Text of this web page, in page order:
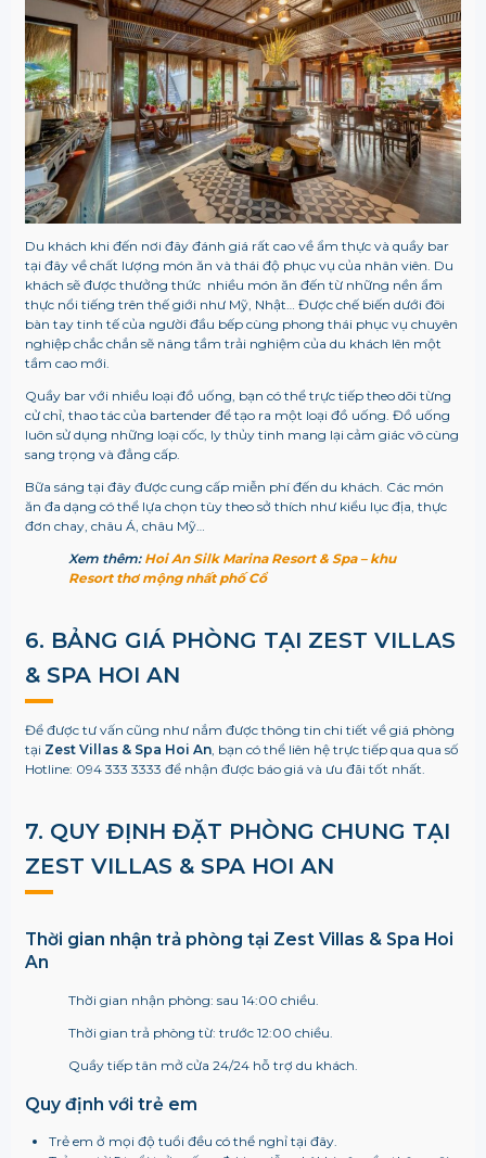
Du khách khi đến nơi đây đánh giá rất cao về ẩm thực và quầy bar
tại đây về chất lượng món ăn và thái độ phục vụ của nhân viên. Du
khách sẽ được thưởng thức nhiều món ăn đến từ những nền ẩm
thực nổi tiếng trên thế giới như Mỹ, Nhật… Được chế biến dưới đôi
bàn tay tinh tế của người đầu bếp cùng phong thái phục vụ chuyên
nghiệp chắc chắn sẽ nâng tầm trải nghiệm của du khách lên một
tầm cao mới.
Quầy bar với nhiều loại đồ uống, bạn có thể trực tiếp theo dõi từng
cử chỉ, thao tác của bartender để tạo ra một loại đồ uống. Đồ uống
luôn sử dụng những loại cốc, ly thủy tinh mang lại cảm giác vô cùng
sang trọng và đẳng cấp.
Bữa sáng tại đây được cung cấp miễn phí đến du khách. Các món
ăn đa dạng có thể lựa chọn tùy theo sở thích như kiểu lục địa, thực
đơn chay, châu Á, châu Mỹ…
Xem thêm: Hoi An Silk Marina Resort & Spa – khu
Resort thơ mộng nhất phố Cổ
6. BẢNG GIÁ PHÒNG TẠI ZEST VILLAS
& SPA HOI AN
Để được tư vấn cũng như nắm được thông tin chi tiết về giá phòng
tại Zest Villas & Spa Hoi An, bạn có thể liên hệ trực tiếp qua qua số
Hotline: 094 333 3333 để nhận được báo giá và ưu đãi tốt nhất.
7. QUY ĐỊNH ĐẶT PHÒNG CHUNG TẠI
ZEST VILLAS & SPA HOI AN
Thời gian nhận trả phòng tại Zest Villas & Spa Hoi
An
Thời gian nhận phòng: sau 14:00 chiều.
Thời gian trả phòng từ: trước 12:00 chiều.
Quầy tiếp tân mở cửa 24/24 hỗ trợ du khách.
Quy định với trẻ em
Trẻ em ở mọi độ tuổi đều có thể nghỉ tại đây.